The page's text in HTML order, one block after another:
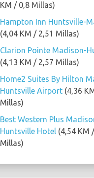
KM / 0,8 Millas)
Hampton Inn Huntsville-
(4,04 KM / 2,51 Millas)
Clarion Pointe Madison-
(4,13 KM / 2,57 Millas)
Home2 Suites By Hilton
Huntsville Airport (4,36
Millas)
Best Western Plus
Huntsville Hotel (4,54 KM
Millas)